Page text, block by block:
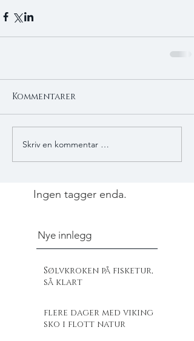
Kommentarer
Skriv en kommentar …
Ingen tagger enda.
Nye innlegg
Sølvkroken på fisketur,
så klart
flere dager med viking
sko i flott natur